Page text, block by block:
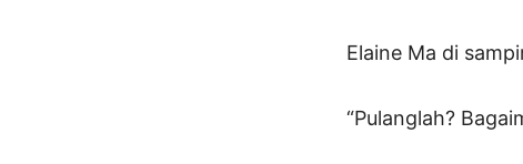
Elaine Ma di
“Pulanglah?